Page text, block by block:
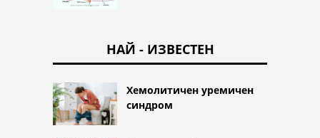
НАЙ - ИЗВЕСТЕН
Хемолитичен уремичен
синдром